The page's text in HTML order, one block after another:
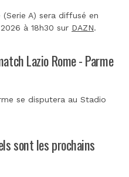
A) sera diffusé en
à 18h30 sur DAZN.
Lazio Rome - Parme
se disputera au Stadio
sont les prochains